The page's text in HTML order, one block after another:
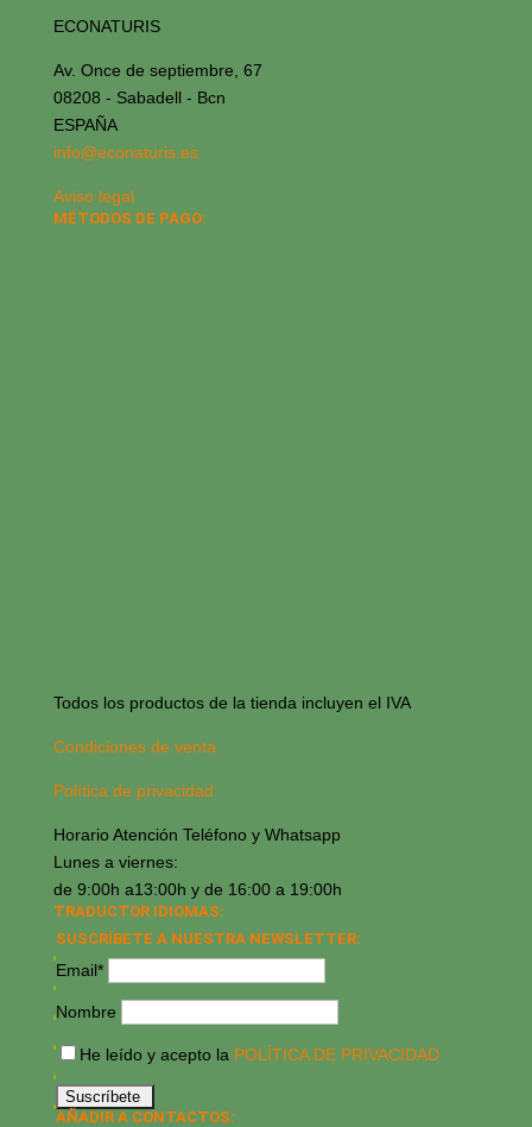
ECONATURIS
Av. Once de septiembre, 67
08208 - Sabadell - Bcn
ESPAÑA
info@econaturis.es
Aviso legal
MÉTODOS DE PAGO:
Todos los productos de la tienda incluyen el IVA
Condiciones de venta
Política de privacidad
Horario Atención Teléfono y Whatsapp
Lunes a viernes:
de 9:00h a13:00h y de 16:00 a 19:00h
TRADUCTOR IDIOMAS:
SUSCRÍBETE A NUESTRA NEWSLETTER:
Email*
Nombre
He leído y acepto la POLÍTICA DE PRIVACIDAD
AÑADIR A CONTACTOS: